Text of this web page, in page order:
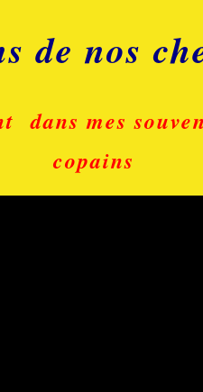
de nos
dans mes
copains